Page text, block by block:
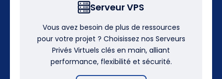
Serveur VPS
Vous avez besoin de plus de ressources
pour votre projet ? Choisissez nos Serveurs
Privés Virtuels clés en main, alliant
performance, flexibilité et sécurité.